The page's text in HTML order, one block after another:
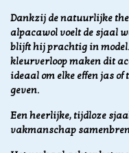
Dankzij de natuurlijke
alpacawol voelt de sjaal
blijft hij prachtig in
kleurverloop maken dit
ideaal om elke effen jas
geven.
Een heerlijke, tijdloze
vakmanschap